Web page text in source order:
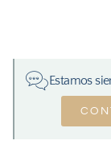
Estamos